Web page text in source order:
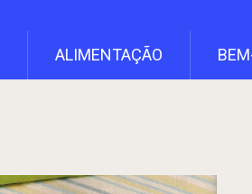
ALIMENTAÇÃO